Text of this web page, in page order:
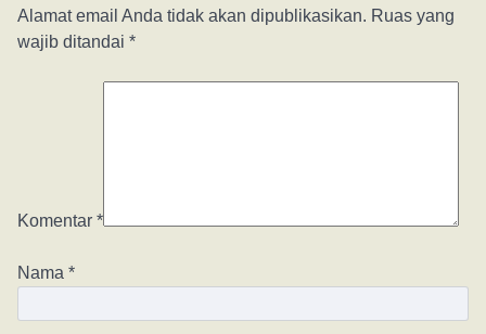
Alamat email Anda tidak akan dipublikasikan. Ruas yang
wajib ditandai *
Komentar *
Nama *